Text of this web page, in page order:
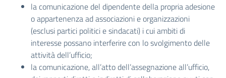
la comunicazione del dipendente della propria adesione
o appartenenza ad associazioni e organizzazioni
(esclusi partici politici e sindacati) i cui ambiti di
interesse possano interferire con lo svolgimento delle
attività dell’ufficio;
la comunicazione, all’atto dell’assegnazione all’ufficio,